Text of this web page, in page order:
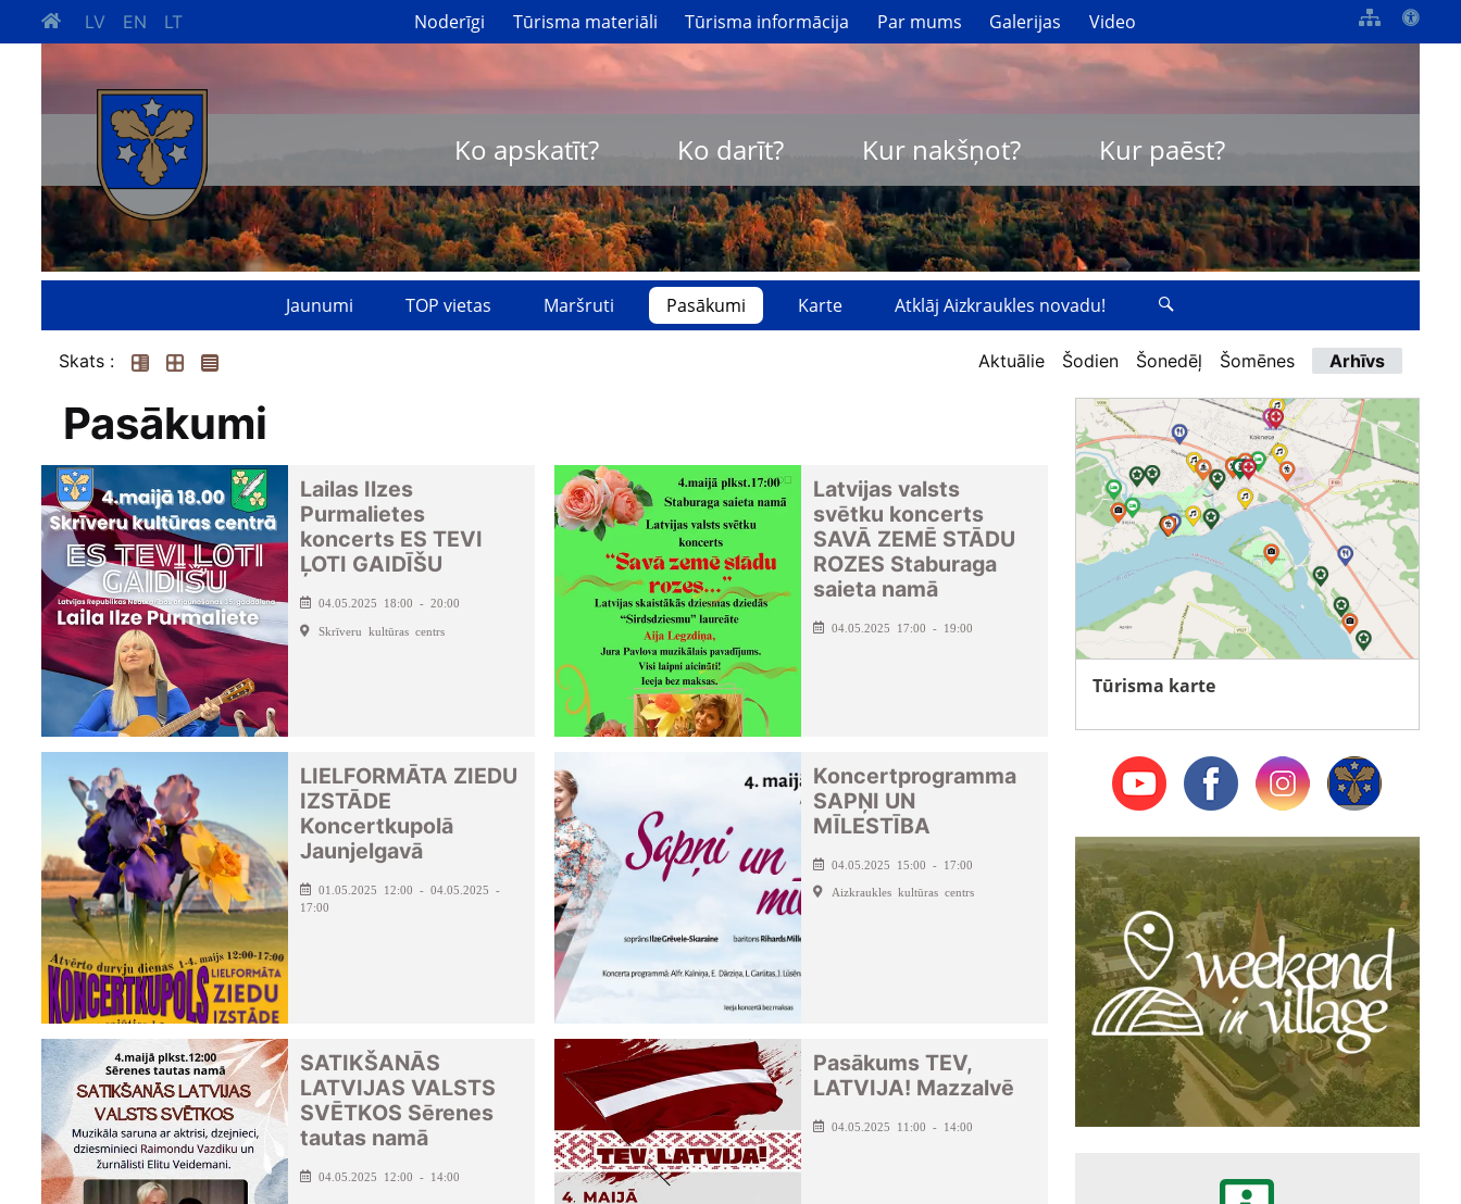
LV EN LT Noderīgi Tūrisma materiāli Tūrisma informācija Par mums Galerijas Video
Ko apskatīt? Ko darīt? Kur nakšņot? Kur paēst?
Jaunumi TOP vietas Maršruti Pasākumi Karte Atklāj Aizkraukles novadu!
Skats : Aktuālie Šodien Šonedēļ Šomēnes Arhīvs
Pasākumi
Lailas Ilzes
Purmalietes
koncerts ES TEVI
ĻOTI GAIDĪŠU
04.05.2025 18:00 - 20:00
Skrīveru kultūras centrs
Latvijas valsts
svētku koncerts
SAVĀ ZEMĒ STĀDU
ROZES Staburaga
saieta namā
04.05.2025 17:00 - 19:00
LIELFORMĀTA ZIEDU
IZSTĀDE
Koncertkupolā
Jaunjelgavā
01.05.2025 12:00 - 04.05.2025 -
17:00
Koncertprogramma
SAPŅI UN
MĪLESTĪBA
04.05.2025 15:00 - 17:00
Aizkraukles kultūras centrs
SATIKŠANĀS
LATVIJAS VALSTS
SVĒTKOS Sērenes
tautas namā
04.05.2025 12:00 - 14:00
Pasākums TEV,
LATVIJA! Mazzalvē
04.05.2025 11:00 - 14:00
Tūrisma karte